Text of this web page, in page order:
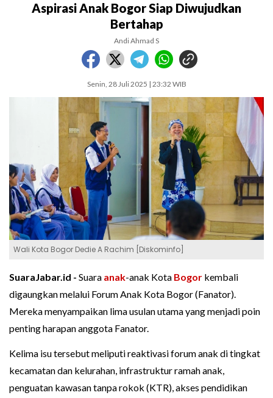
Aspirasi Anak Bogor Siap Diwujudkan
Bertahap
Andi Ahmad S
Senin, 28 Juli 2025 | 23:32 WIB
Wali Kota Bogor Dedie A Rachim [Diskominfo]
SuaraJabar.id - Suara anak-anak Kota Bogor kembali
digaungkan melalui Forum Anak Kota Bogor (Fanator).
Mereka menyampaikan lima usulan utama yang menjadi poin
penting harapan anggota Fanator.
Kelima isu tersebut meliputi reaktivasi forum anak di tingkat
kecamatan dan kelurahan, infrastruktur ramah anak,
penguatan kawasan tanpa rokok (KTR), akses pendidikan